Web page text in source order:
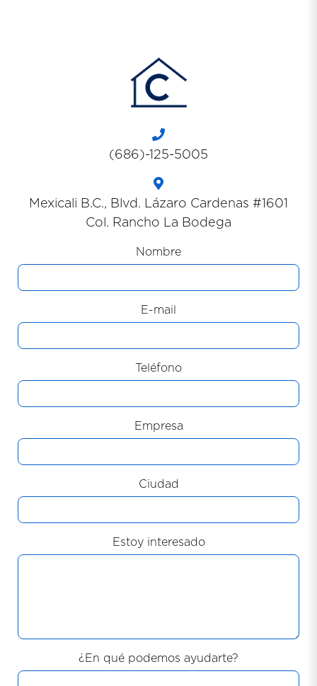
(686)-125-5005
Mexicali B.C., Blvd. Lázaro Cardenas #1601
Col. Rancho La Bodega
Nombre
E-mail
Teléfono
Empresa
Ciudad
Estoy interesado
¿En qué podemos ayudarte?